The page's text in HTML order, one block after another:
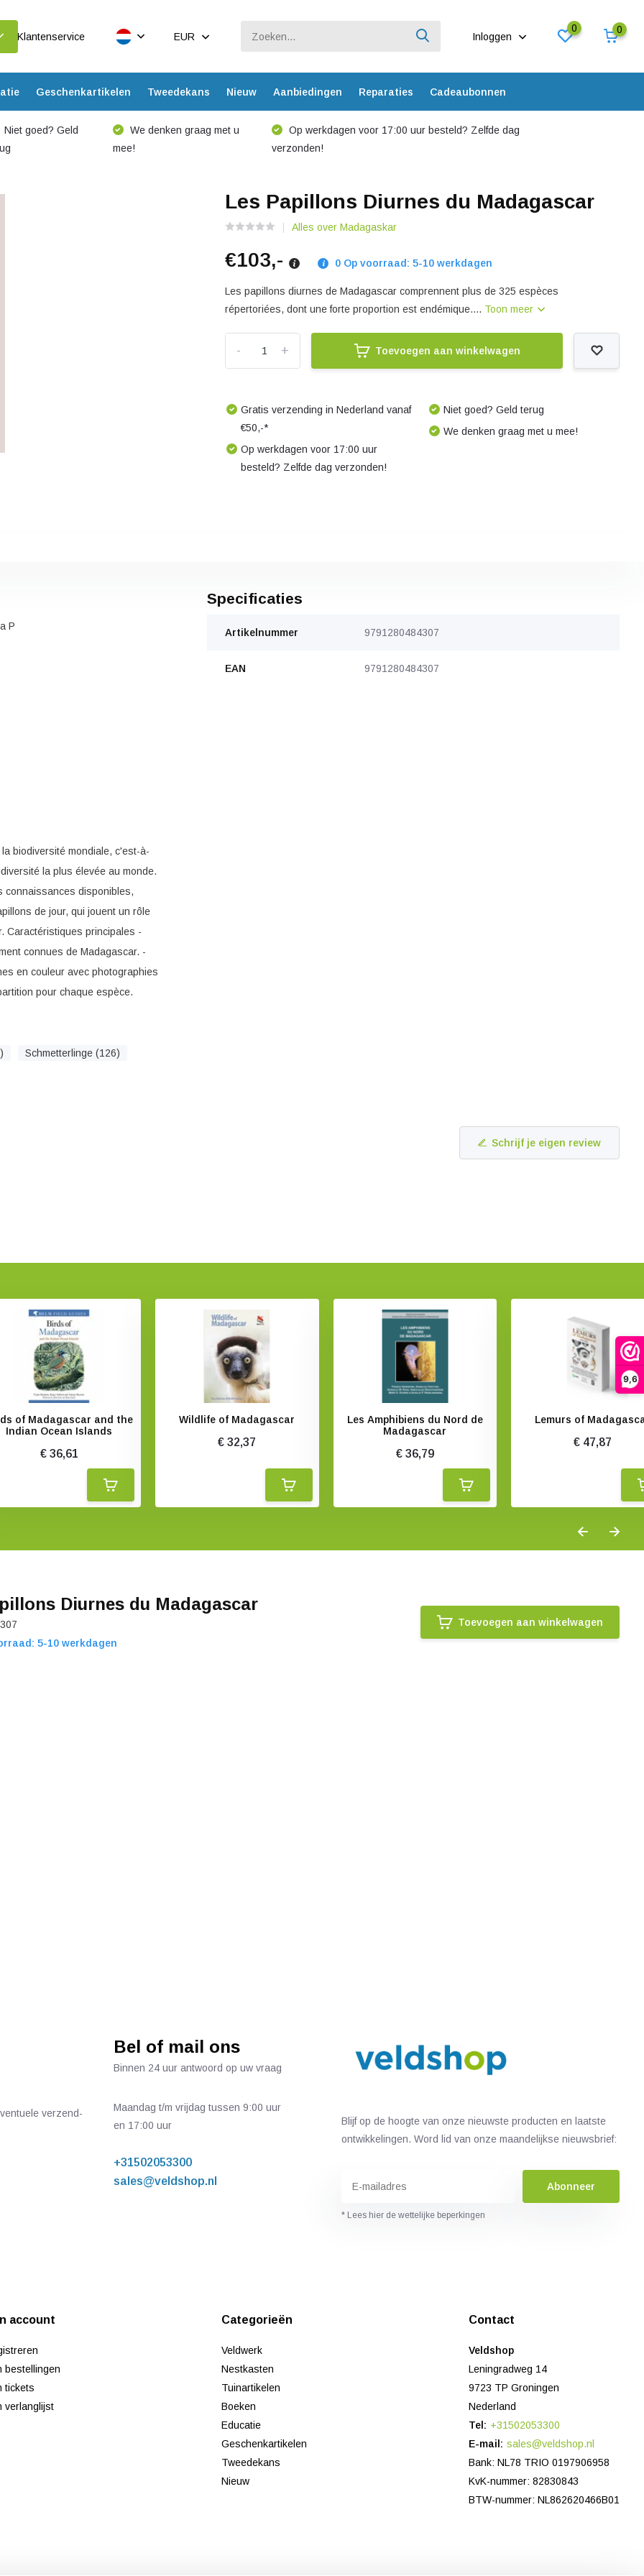
9,6
Klantenservice EUR Inloggen
0 0
Geschenkartikelen Tweedekans Nieuw Aanbiedingen Reparaties Cadeaubonnen
Niet goed? Geld
We denken graag met u
mee!
Op werkdagen voor 17:00 uur besteld? Zelfde dag
verzonden!
Les Papillons Diurnes du Madagascar
Alles over Madagaskar
€103,- 0 Op voorraad: 5-10 werkdagen
Les papillons diurnes de Madagascar comprennent plus de 325 espèces
répertoriées, dont une forte proportion est endémique.... Toon meer
+
- Toevoegen aan winkelwagen
Gratis verzending in Nederland vanaf
€50,-*
Op werkdagen voor 17:00 uur
besteld? Zelfde dag verzonden!
Niet goed? Geld terug
We denken graag met u mee!
P
biodiversité mondiale, c'est-à-
la plus élevée au monde.
connaissances disponibles,
de jour, qui jouent un rôle
Caractéristiques principales -
connues de Madagascar. -
en couleur avec photographies
pour chaque espèce.
Schmetterlinge (126)
Specificaties
Artikelnummer 9791280484307
EAN 9791280484307
Schrijf je eigen review
of Madagascar and the
Indian Ocean Islands
€ 36,61
Wildlife of Madagascar
€ 32,37
Les Amphibiens du Nord de
Madagascar
€ 36,79
Lemurs of
€ 47,87
Diurnes du Madagascar
5-10 werkdagen
Toevoegen aan winkelwagen
verzend-
Bel of mail ons
Binnen 24 uur antwoord op uw vraag
Maandag t/m vrijdag tussen 9:00 uur
en 17:00 uur
+31502053300
sales@veldshop.nl
Blijf op de hoogte van onze nieuwste producten en laatste
ontwikkelingen. Word lid van onze maandelijkse nieuwsbrief:
Abonneer
* Lees hier de wettelijke beperkingen
account
bestellingen
tickets
verlanglijst
Categorieën
Veldwerk
Nestkasten
Tuinartikelen
Boeken
Educatie
Geschenkartikelen
Tweedekans
Nieuw
Contact
Veldshop
Leningradweg 14
9723 TP Groningen
Nederland
Tel: +31502053300
E-mail: sales@veldshop.nl
Bank: NL78 TRIO 0197906958
KvK-nummer: 82830843
BTW-nummer: NL862620466B01